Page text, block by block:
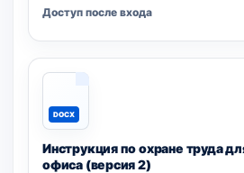
Доступ после входа
DOCX
Инструкция по охране труда
офиса (версия 2)